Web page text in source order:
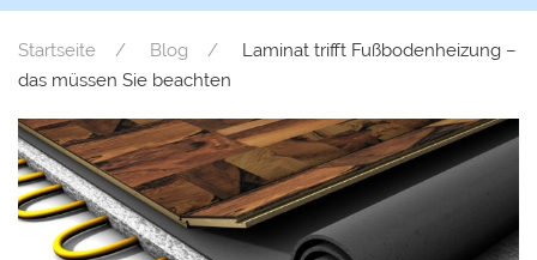
Startseite Blog
Laminat trifft Fußbodenheizung –
das müssen Sie beachten